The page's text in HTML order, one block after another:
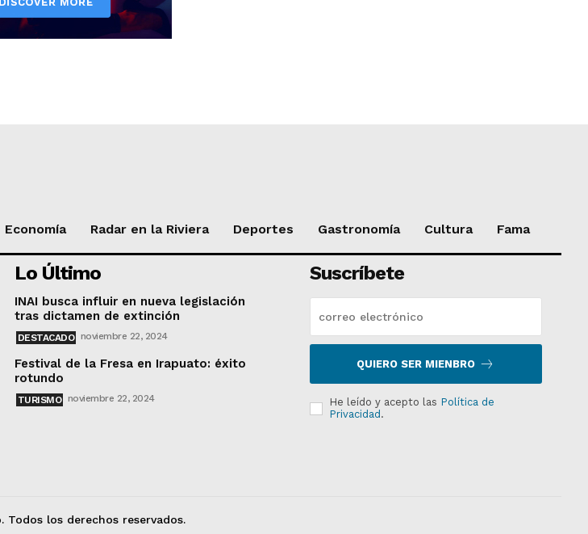
Economía Radar en la Riviera Deportes Gastronomía Cultura Fama
Lo Último
INAI busca influir en nueva legislación
tras dictamen de extinción
DESTACADO noviembre 22, 2024
Festival de la Fresa en Irapuato: éxito
rotundo
TURISMO noviembre 22, 2024
Suscríbete
QUIERO SER MIENBRO
He leído y acepto las Política de
Privacidad .
Todos los derechos reservados.